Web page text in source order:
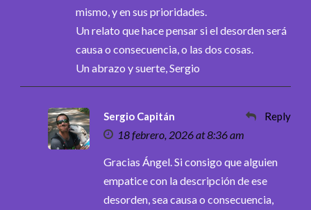
mismo, y en sus prioridades.
Un relato que hace pensar si el desorden será
causa o consecuencia, o las dos cosas.
Un abrazo y suerte, Sergio
Sergio Capitán
18 febrero, 2026 at 8:36 am
Reply
Gracias Ángel. Si consigo que alguien
empatice con la descripción de ese
desorden, sea causa o consecuencia,